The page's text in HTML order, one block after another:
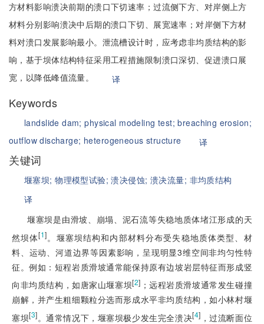
方材料影响溃决前期的溃口下切速率；过流侧下方、对岸侧上方
材料分别影响溃决中后期的溃口下切、展宽速率；对岸侧下方材
料对溃口发展影响最小。泄流槽设计时，应考虑非均质结构的影
响，基于坝体结构特征采用工程措施限制溃口深切、促进溃口展
宽，以降低峰值流量。
译
Keywords
landslide dam;physical modeling test;breaching erosion;
outflow discharge; heterogeneous structure 译
关键词
堰塞坝;物理模型试验;溃决侵蚀;溃决流量; 非均质结构
译
堰塞坝是由滑坡、崩塌、泥石流等失稳地质体堵江形成的天
然坝体[1]。堰塞坝结构和内部材料分布受失稳地质体类型、材
料、运动、河道边界等因素影响，呈现明显3维空间非均匀性特
征。例如：短程岩质滑坡通常能保持原有边坡岩层特征而形成竖
向非均质结构，如唐家山堰塞坝[2] ；远程岩质滑坡通常发生碰撞
崩解，并产生粗细颗粒分选而形成水平非均质结构，如小林村堰
塞坝[3]。通常情况下，堰塞坝极少发生完全溃决[4] ，过流断面位